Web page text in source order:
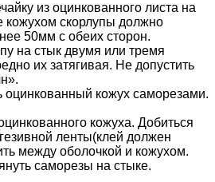
из оцинкованного листа на
кожухом скорлупы должно
50мм с обеих сторон.
на стык двумя или тремя
их затягивая. Не допустить
оцинкованный кожух саморезами.
кожуха. Добиться
ленты(клей должен
между оболочкой и кожухом.
саморезы на стыке.